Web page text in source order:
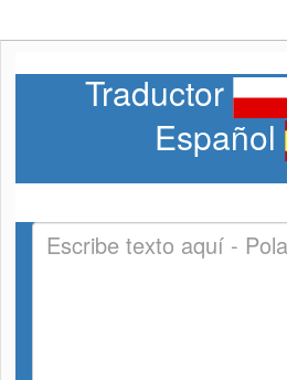
Traductor
Español